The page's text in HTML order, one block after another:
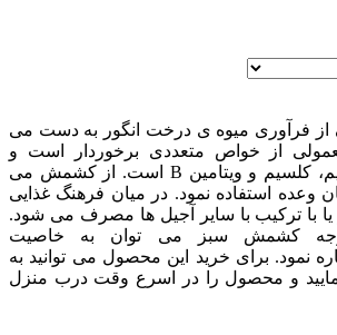
از فرآوری میوه ی درخت انگور به دست می
از خواص متعددی برخوردار است و
سرشار از آهن، پتاسیم، کلسیم و ویتامین B است. از کشمش می
وعده استفاده نمود. در میان فرهنگ غذایی
و یا با ترکیب با سایر آجیل ها مصرف می شود.
کشمش سبز می توان به خاصیت
نمود. برای خرید این محصول می توانید به
و محصول را در اسرع وقت درب منزل